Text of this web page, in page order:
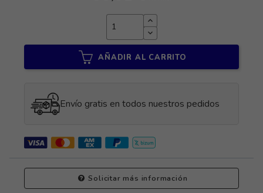
AÑADIR AL CARRITO
Envío gratis en todos nuestros pedidos
Solicitar más información